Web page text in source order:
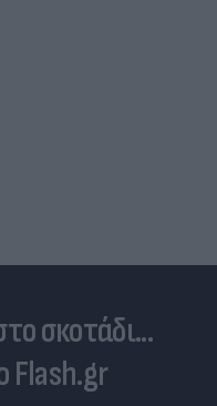
σκοτάδι...
Flash.gr